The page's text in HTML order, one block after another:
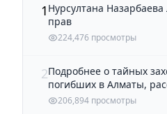
1 Нурсултана
прав
224,476 просмотры
2Подробнее о тайных
погибших в Алматы,
206,894 просмотры